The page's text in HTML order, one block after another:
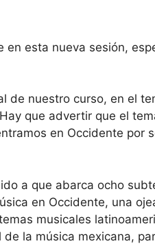
en esta nueva sesión,
de nuestro curso, en el
que advertir que el
en Occidente
a que abarca ocho
en Occidente, una
musicales
la música mexicana,